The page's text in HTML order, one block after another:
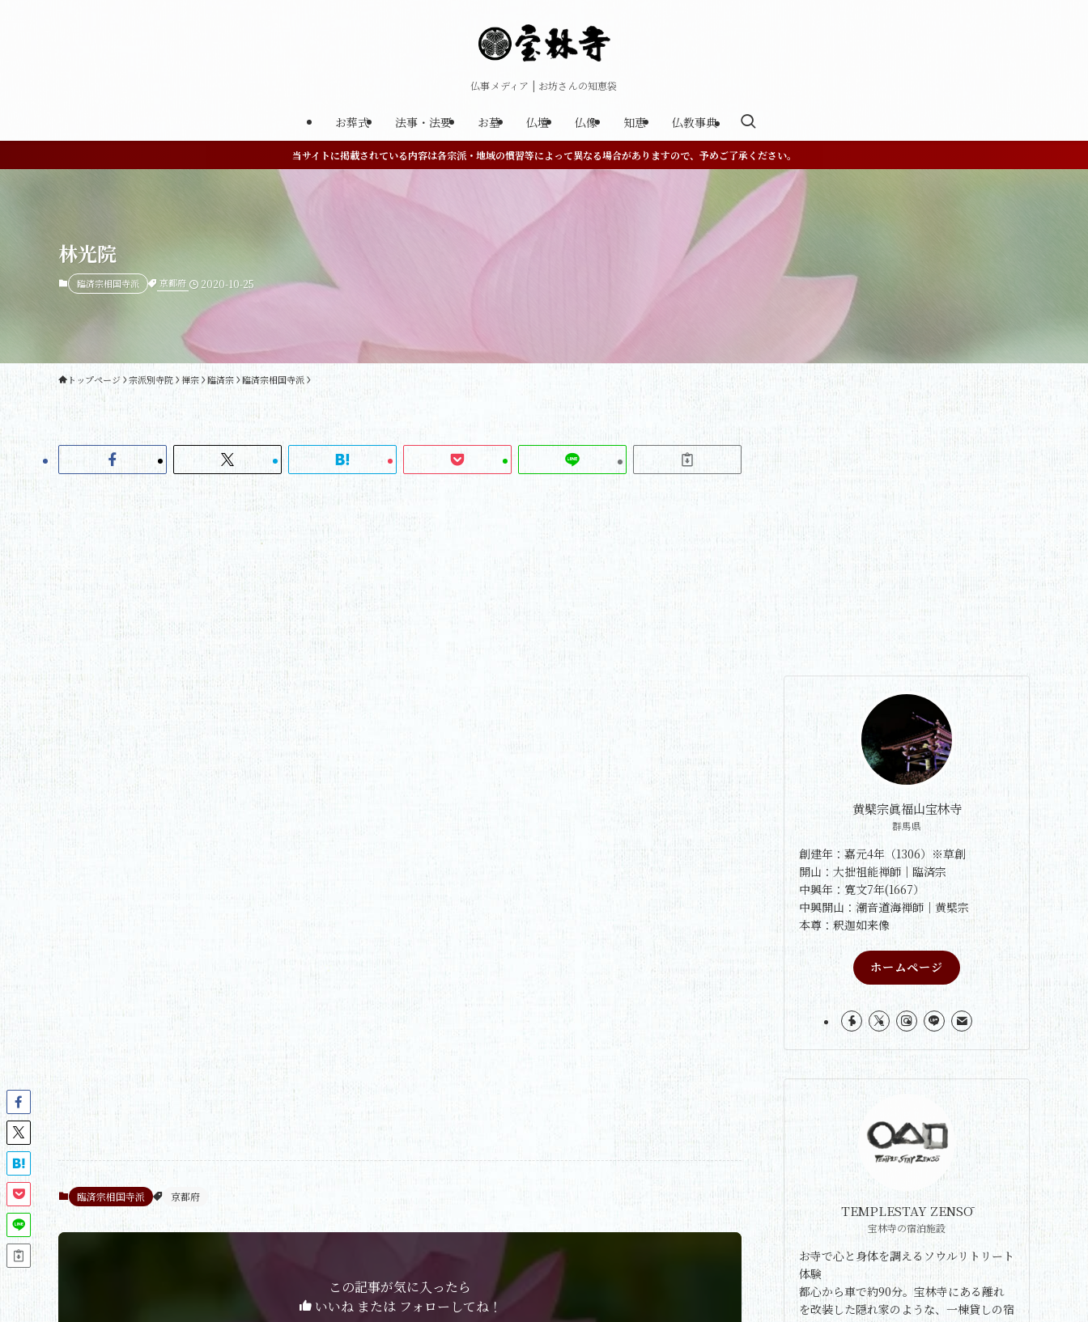
仏事メディア | お坊さんの知恵袋
お葬式 法事・法要 お墓 仏壇 仏像 知恵 仏教事典
当サイトに掲載されている内容は各宗派・地域の慣習等によって異なる場合がありますので、予めご了承ください。
林光院
臨済宗相国寺派 京都府 2020-10-25
トップページ 宗派別寺院 禅宗 臨済宗 臨済宗相国寺派
臨済宗相国寺派 京都府
この記事が気に入ったら
いいね または フォローしてね！
黄檗宗眞福山宝林寺
群馬県
創建年：嘉元4年（1306）※草創
開山：大拙祖能禅師｜臨済宗
中興年：寛文7年(1667）
中興開山：潮音道海禅師｜黄檗宗
本尊：釈迦如来像
ホームページ
TEMPLESTAY ZENSŌ
宝林寺の宿泊施設
お寺で心と身体を調えるソウルリトリート
体験
都心から車で約90分。宝林寺にある離れ
を改装した隠れ家のような、一棟貸しの宿